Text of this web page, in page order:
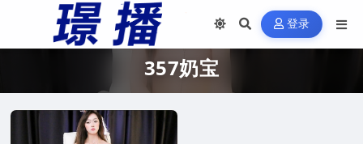
登录
357奶宝